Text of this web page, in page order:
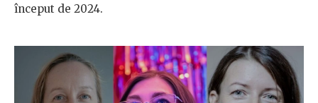
început de 2024.